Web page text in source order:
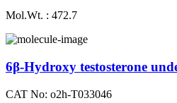
Mol.Wt. : 472.7
6β-Hydroxy testosterone
CAT No: o2h-T033046